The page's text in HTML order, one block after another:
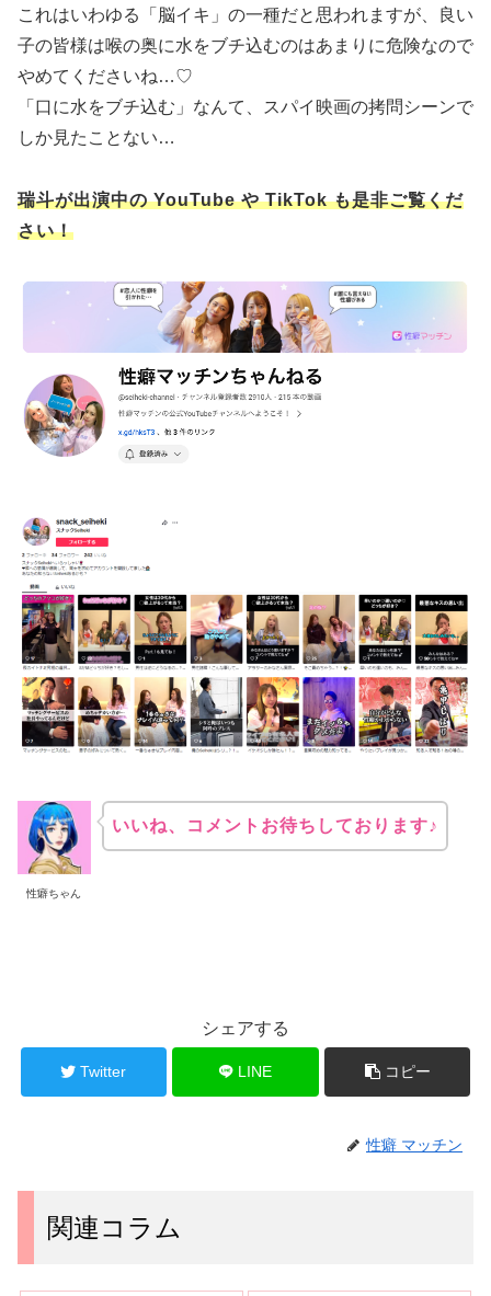
これはいわゆる「脳イキ」の一種だと思われますが、良い
子の皆様は喉の奥に水をブチ込むのはあまりに危険なので
やめてくださいね…♡
「口に水をブチ込む」なんて、スパイ映画の拷問シーンで
しか見たことない…
瑞斗が出演中の YouTube や TikTok も是非ご覧くだ
さい！
性癖ちゃん
いいね、コメントお待ちしております♪
シェアする
Twitter LINE コピー
性癖 マッチン
関連コラム